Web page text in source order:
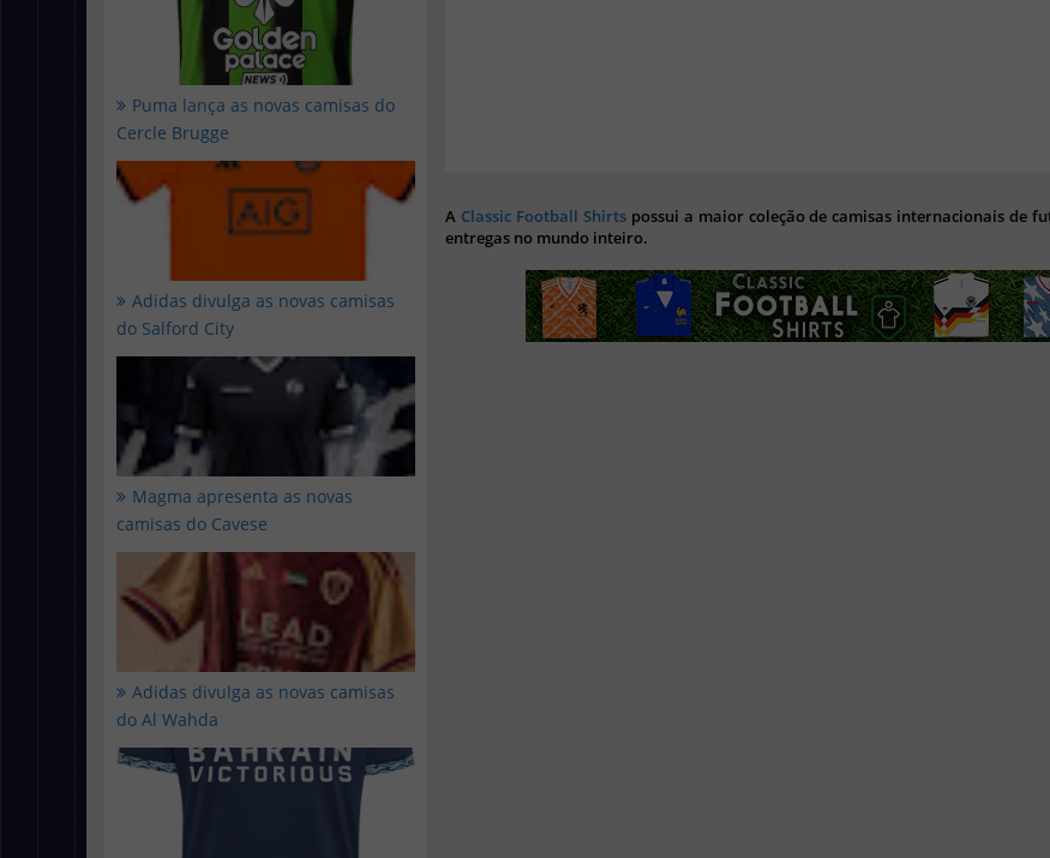
Puma lança as novas camisas do
Cercle Brugge
Adidas divulga as novas camisas
do Salford City
Magma apresenta as novas
camisas do Cavese
Adidas divulga as novas camisas
do Al Wahda
A Classic Football Shirts possui a maior coleção de camisas internacionais de
entregas no mundo inteiro.